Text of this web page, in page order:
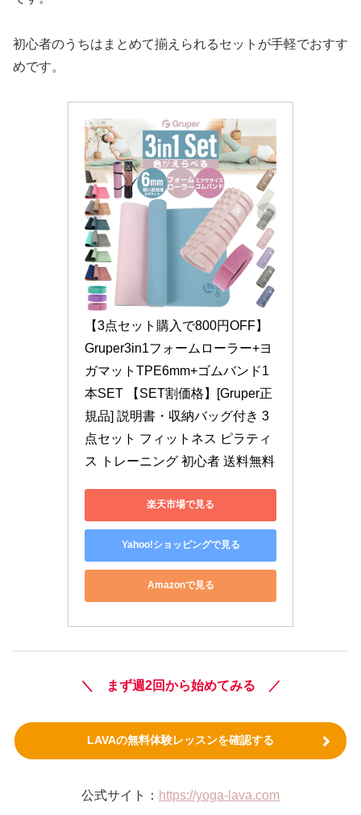
初心者のうちはまとめて揃えられるセットが手軽でおすす
めです。
【3点セット購入で800円OFF】
Gruper3in1フォームローラー+ヨ
ガマットTPE6mm+ゴムバンド1
本SET 【SET割価格】[Gruper正
規品] 説明書・収納バッグ付き 3
点セット フィットネス ピラティ
ス トレーニング 初心者 送料無料
楽天市場で見る
Yahoo!ショッピングで見る
Amazonで見る
＼ まず週2回から始めてみる ／
LAVAの無料体験レッスンを確認する
公式サイト： https://yoga-lava.com